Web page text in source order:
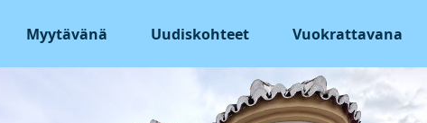
Myytävänä Uudiskohteet Vuokrattavana